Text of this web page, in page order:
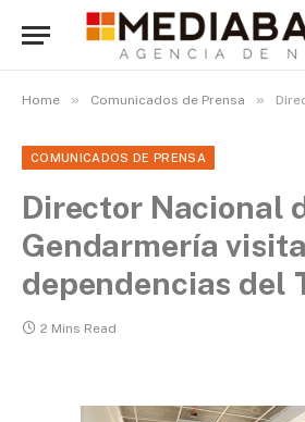
Home » Comunicados de Prensa » Director
COMUNICADOS DE PRENSA
Director Nacional
Gendarmería
dependencias del
2 Mins Read